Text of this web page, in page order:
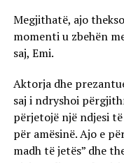
Megjithatë, ajo
momenti u zbehën
saj, Emi.
Aktorja dhe
saj i ndryshoi
përjetojë një ndjesi
për amësinë. Ajo e
madh të jetës” dhe